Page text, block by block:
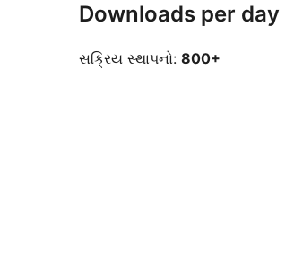
Downloads per day
સક્રિય સ્થાપનો: 800+